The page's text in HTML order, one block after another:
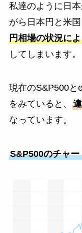
私達のように日
がら日本円と米
円相場の状況に
してしまいます。
現在のS&P500と
をみていると、
なっています。
S&P500のチャー